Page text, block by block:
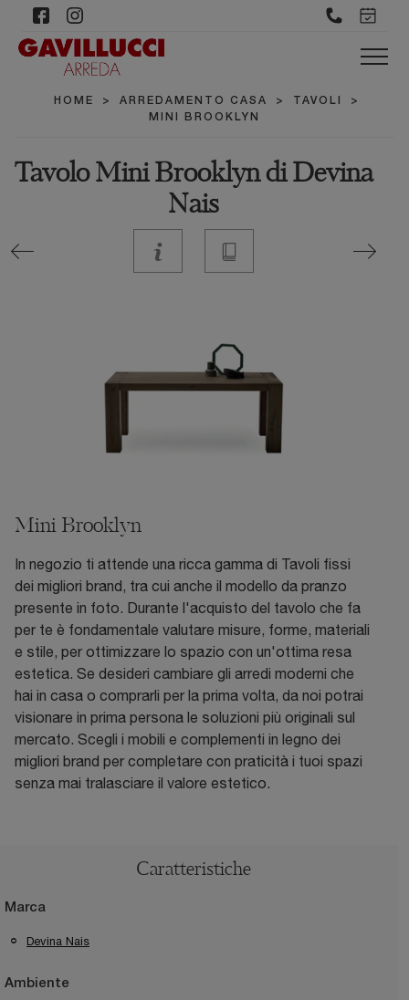
HOME > ARREDAMENTO CASA > TAVOLI
>
MINI BROOKLYN
Tavolo Mini Brooklyn di Devina
Nais
Mini Brooklyn
In negozio ti attende una ricca gamma di Tavoli fissi
dei migliori brand, tra cui anche il modello da pranzo
presente in foto. Durante l'acquisto del tavolo che fa
per te è fondamentale valutare misure, forme, materiali
e stile, per ottimizzare lo spazio con un'ottima resa
estetica. Se desideri cambiare gli arredi moderni che
hai in casa o comprarli per la prima volta, da noi potrai
visionare in prima persona le soluzioni più originali sul
mercato. Scegli i mobili e complementi in legno dei
migliori brand per completare con praticità i tuoi spazi
senza mai tralasciare il valore estetico.
Caratteristiche
Marca
Devina Nais
Ambiente